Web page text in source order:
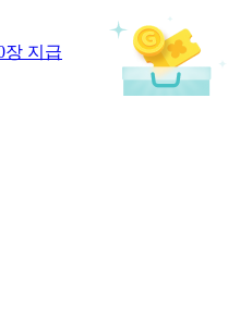
장 지급